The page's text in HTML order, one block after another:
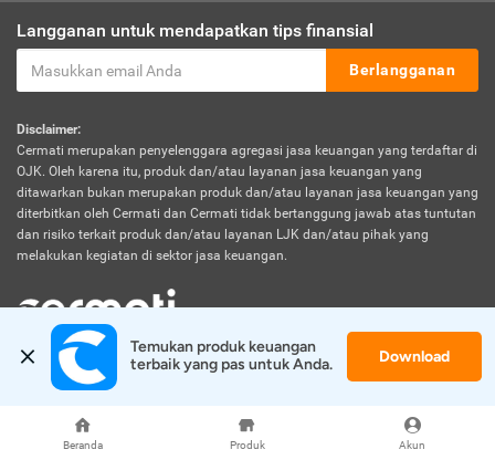
Beranda Produk Akun
Langganan untuk mendapatkan tips finansial
Berlangganan
Disclaimer:
Cermati merupakan penyelenggara agregasi jasa keuangan yang terdaftar di
OJK. Oleh karena itu, produk dan/atau layanan jasa keuangan yang
ditawarkan bukan merupakan produk dan/atau layanan jasa keuangan yang
diterbitkan oleh Cermati dan Cermati tidak bertanggung jawab atas tuntutan
dan risiko terkait produk dan/atau layanan LJK dan/atau pihak yang
melakukan kegiatan di sektor jasa keuangan.
© 2026 Cermati. All Rights Reserved.
Temukan produk keuangan
terbaik yang pas untuk Anda.
Download